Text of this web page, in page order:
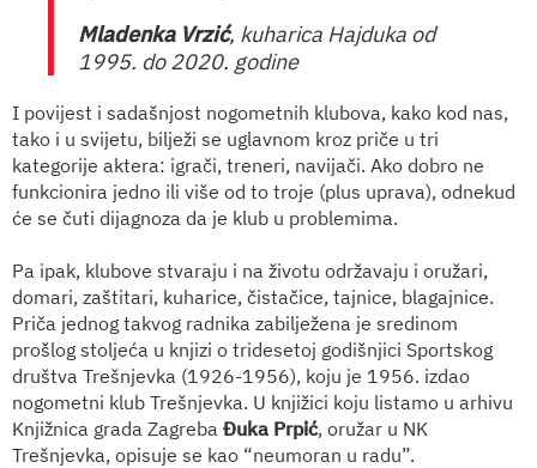
Mladenka Vrzić, kuharica Hajduka od
1995. do 2020. godine
I povijest i sadašnjost nogometnih klubova, kako kod nas,
tako i u svijetu, bilježi se uglavnom kroz priče u tri
kategorije aktera: igrači, treneri, navijači. Ako dobro ne
funkcionira jedno ili više od to troje (plus uprava), odnekud
će se čuti dijagnoza da je klub u problemima.
Pa ipak, klubove stvaraju i na životu održavaju i oružari,
domari, zaštitari, kuharice, čistačice, tajnice, blagajnice.
Priča jednog takvog radnika zabilježena je sredinom
prošlog stoljeća u knjizi o tridesetoj godišnjici Sportskog
društva Trešnjevka (1926-1956), koju je 1956. izdao
nogometni klub Trešnjevka. U knjižici koju listamo u arhivu
Knjižnica grada Zagreba Đuka Prpić, oružar u NK
Trešnjevka, opisuje se kao “neumoran u radu”.